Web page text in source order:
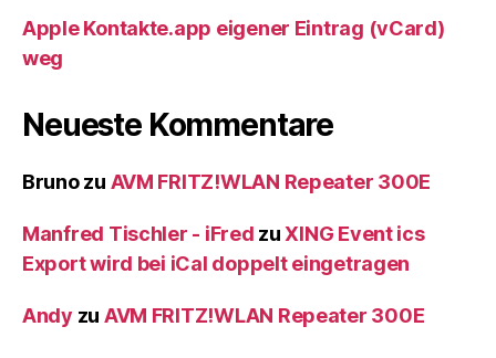
Apple Kontakte.app eigener Eintrag (vCard)
weg
Neueste Kommentare
Brunozu AVM FRITZ!WLAN Repeater 300E
Manfred Tischler - iFred zuXING Event ics
Export wird bei iCal doppelt eingetragen
Andy zu AVM FRITZ!WLAN Repeater 300E